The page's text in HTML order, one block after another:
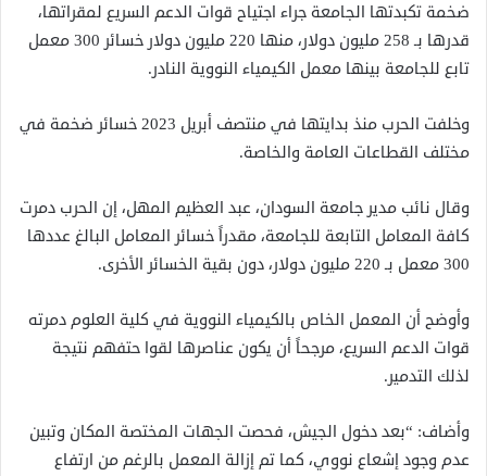
ضخمة تكبدتها الجامعة جراء اجتياح قوات الدعم السريع لمقراتها،
قدرها بـ 258 مليون دولار، منها 220 مليون دولار خسائر 300 معمل
تابع للجامعة بينها معمل الكيمياء النووية النادر.
وخلفت الحرب منذ بدايتها في منتصف أبريل 2023 خسائر ضخمة في
مختلف القطاعات العامة والخاصة.
وقال نائب مدير جامعة السودان، عبد العظيم المهل، إن الحرب دمرت
كافة المعامل التابعة للجامعة، مقدراً خسائر المعامل البالغ عددها
300 معمل بـ 220 مليون دولار، دون بقية الخسائر الأخرى.
وأوضح أن المعمل الخاص بالكيمياء النووية في كلية العلوم دمرته
قوات الدعم السريع، مرجحاً أن يكون عناصرها لقوا حتفهم نتيجة
لذلك التدمير.
وأضاف: “بعد دخول الجيش، فحصت الجهات المختصة المكان وتبين
عدم وجود إشعاع نووي، كما تم إزالة المعمل بالرغم من ارتفاع